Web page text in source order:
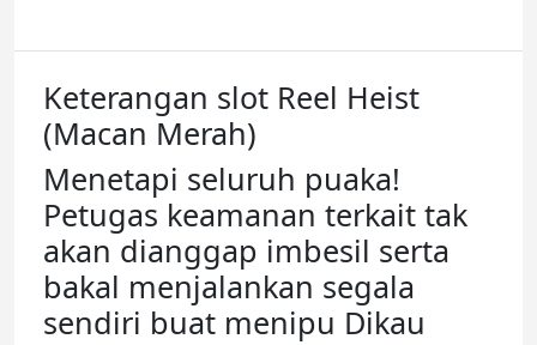
Keterangan slot Reel Heist
(Macan Merah)
Menetapi seluruh puaka!
Petugas keamanan terkait tak
akan dianggap imbesil serta
bakal menjalankan segala
sendiri buat menipu Dikau